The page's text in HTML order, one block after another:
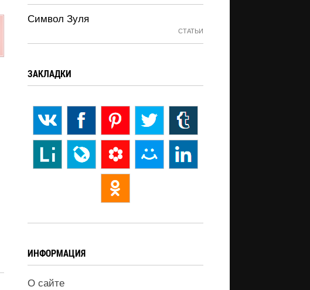
Символ Зуля
СТАТЬИ
ЗАКЛАДКИ
ИНФОРМАЦИЯ
О сайте